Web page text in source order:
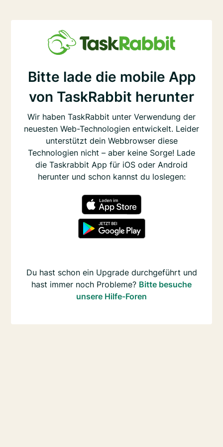
Bitte lade die mobile App
von TaskRabbit herunter
Wir haben TaskRabbit unter Verwendung der
neuesten Web-Technologien entwickelt. Leider
unterstützt dein Webbrowser diese
Technologien nicht – aber keine Sorge! Lade
die Taskrabbit App für iOS oder Android
herunter und schon kannst du loslegen:
Du hast schon ein Upgrade durchgeführt und
hast immer noch Probleme? Bitte besuche
unsere Hilfe-Foren